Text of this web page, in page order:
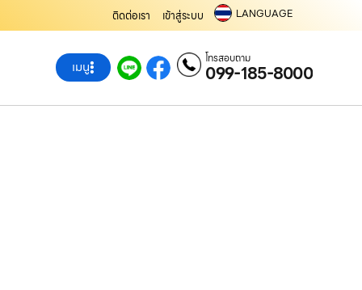
ติดต่อเรา เข้าสู่ระบบ LANGUAGE
เมนู โทรสอบถาม
099-185-8000